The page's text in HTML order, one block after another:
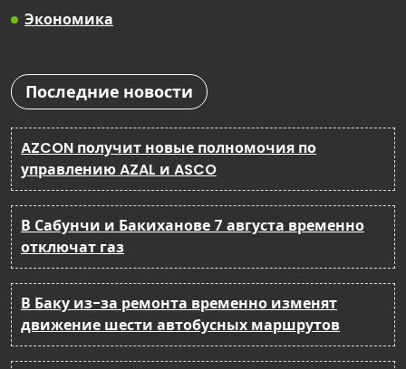
Экономика
Последние новости
AZCON получит новые полномочия по
управлению AZAL и ASCO
В Сабунчи и Бакиханове 7 августа временно
отключат газ
В Баку из-за ремонта временно изменят
движение шести автобусных маршрутов